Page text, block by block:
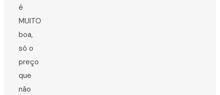
é
MUITO
boa,
só o
preço
que
não